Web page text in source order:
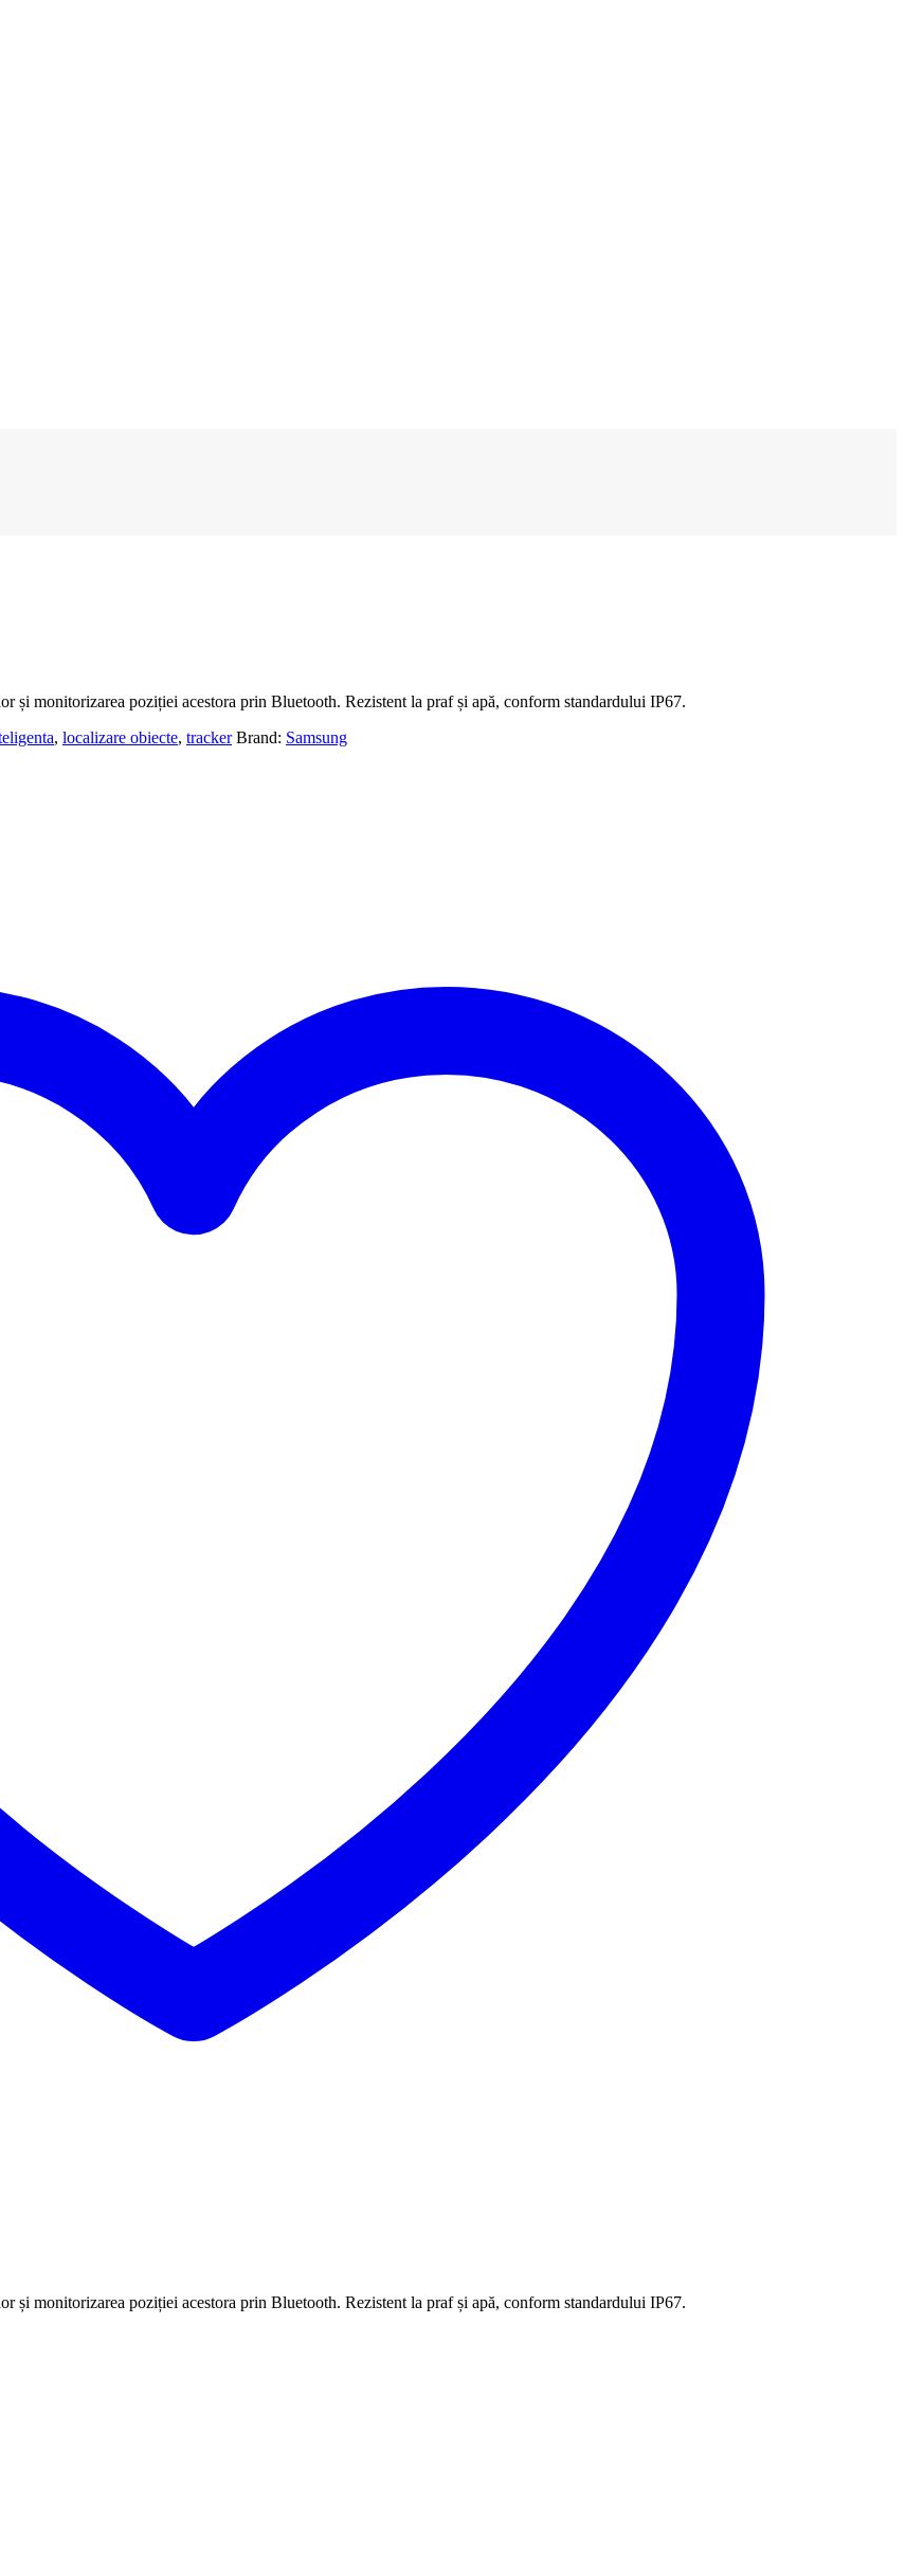
și monitorizarea poziției acestora prin Bluetooth. Rezistent la praf și apă, conform standardului IP67.
, localizare obiecte, tracker Brand: Samsung
și monitorizarea poziției acestora prin Bluetooth. Rezistent la praf și apă, conform standardului IP67.